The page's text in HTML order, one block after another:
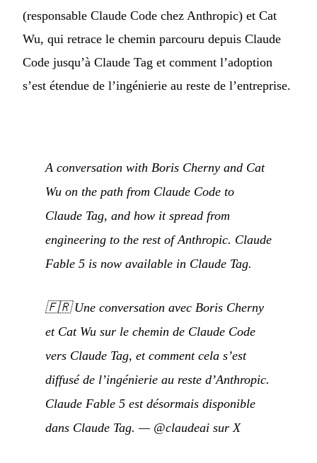
(responsable Claude Code chez Anthropic) et Cat
Wu, qui retrace le chemin parcouru depuis Claude
Code jusqu’à Claude Tag et comment l’adoption
s’est étendue de l’ingénierie au reste de l’entreprise.
A conversation with Boris Cherny and Cat
Wu on the path from Claude Code to
Claude Tag, and how it spread from
engineering to the rest of Anthropic. Claude
Fable 5 is now available in Claude Tag.
🇫🇷Une conversation avec Boris Cherny
et Cat Wu sur le chemin de Claude Code
vers Claude Tag, et comment cela s’est
diffusé de l’ingénierie au reste d’Anthropic.
Claude Fable 5 est désormais disponible
dans Claude Tag. — @claudeai sur X